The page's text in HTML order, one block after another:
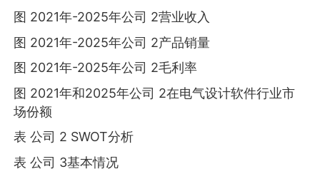
图 2021年-2025年公司 2营业收入
图 2021年-2025年公司 2产品销量
图 2021年-2025年公司 2毛利率
图 2021年和2025年公司 2在电气设计软件行业市
场份额
表 公司 2 SWOT分析
表 公司 3基本情况